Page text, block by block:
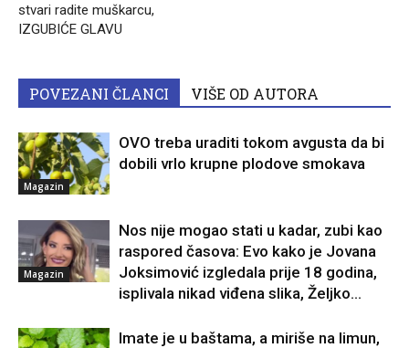
stvari radite muškarcu,
IZGUBIĆE GLAVU
POVEZANI ČLANCI VIŠE OD AUTORA
Magazin
OVO treba uraditi tokom avgusta da bi
dobili vrlo krupne plodove smokava
Magazin
Nos nije mogao stati u kadar, zubi kao
raspored časova: Evo kako je Jovana
Joksimović izgledala prije 18 godina,
isplivala nikad viđena slika, Željko...
Imate je u baštama, a miriše na limun,